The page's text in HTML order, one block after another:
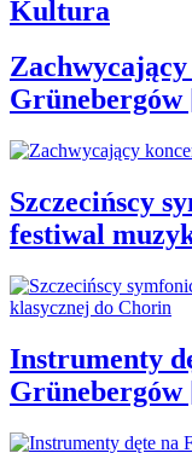
Kultura
Szczecińscy
festiwal
Instrumenty